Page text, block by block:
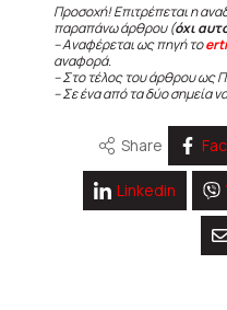
Προσοχή! Επιτρέπεται η
παραπάνω άρθρου (όχι
– Αναφέρεται ως πηγή το
αναφορά.
– Στο τέλος του άρθρου ως
– Σε ένα από τα δύο σημεία
Share
Linkedin